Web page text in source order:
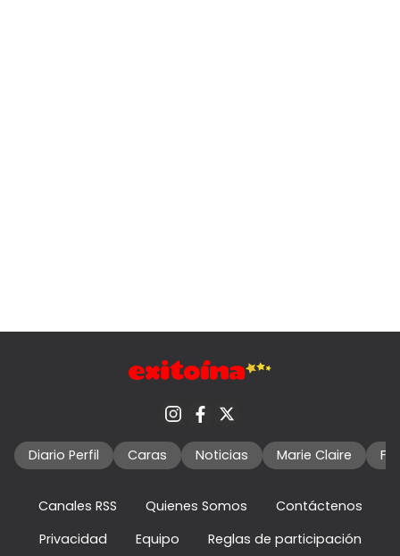
Diario Perfil Caras Noticias Marie Claire
Canales RSS Quienes Somos
Contáctenos
Privacidad
Equipo Reglas de participación